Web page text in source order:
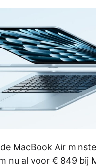
MacBook Air
nu al voor € 849 bij